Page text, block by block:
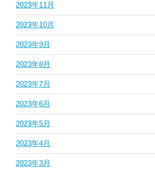
2023年11月
2023年10月
2023年9月
2023年8月
2023年7月
2023年6月
2023年5月
2023年4月
2023年3月